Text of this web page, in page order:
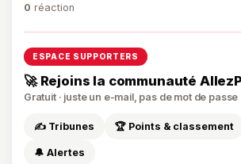
0 réaction
ESPACE SUPPORTERS
🚀 Rejoins la communauté
Gratuit · juste un e-mail, pas de mot de passe
✍️ Tribunes 🏆 Points & classement
🔔 Alertes